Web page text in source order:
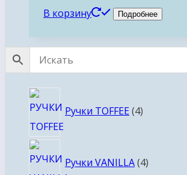
В корзину
Подробнее
Ручки TOFFEE 4товара
Ручки VANILLA 4товара